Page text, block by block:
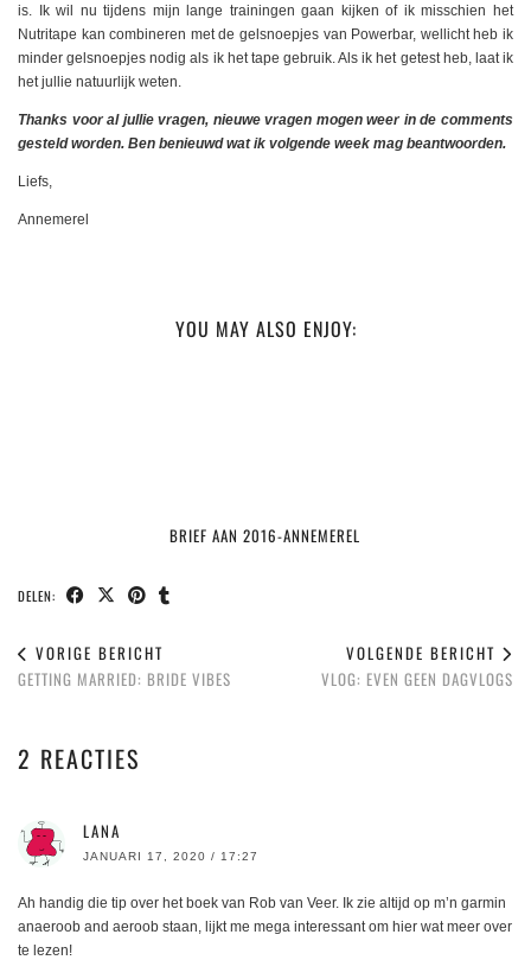
is. Ik wil nu tijdens mijn lange trainingen gaan kijken of ik misschien het
Nutritape kan combineren met de gelsnoepjes van Powerbar, wellicht heb ik
minder gelsnoepjes nodig als ik het tape gebruik. Als ik het getest heb, laat ik
het jullie natuurlijk weten.
Thanks voor al jullie vragen, nieuwe vragen mogen weer in de comments
gesteld worden. Ben benieuwd wat ik volgende week mag beantwoorden.
Liefs,
Annemerel
YOU MAY ALSO ENJOY:
BRIEF AAN 2016-ANNEMEREL
DELEN:
VORIGE BERICHT
GETTING MARRIED: BRIDE VIBES
VOLGENDE BERICHT
VLOG: EVEN GEEN DAGVLOGS
2 REACTIES
LANA
JANUARI 17, 2020 / 17:27
Ah handig die tip over het boek van Rob van Veer. Ik zie altijd op m’n garmin
anaeroob and aeroob staan, lijkt me mega interessant om hier wat meer over
te lezen!